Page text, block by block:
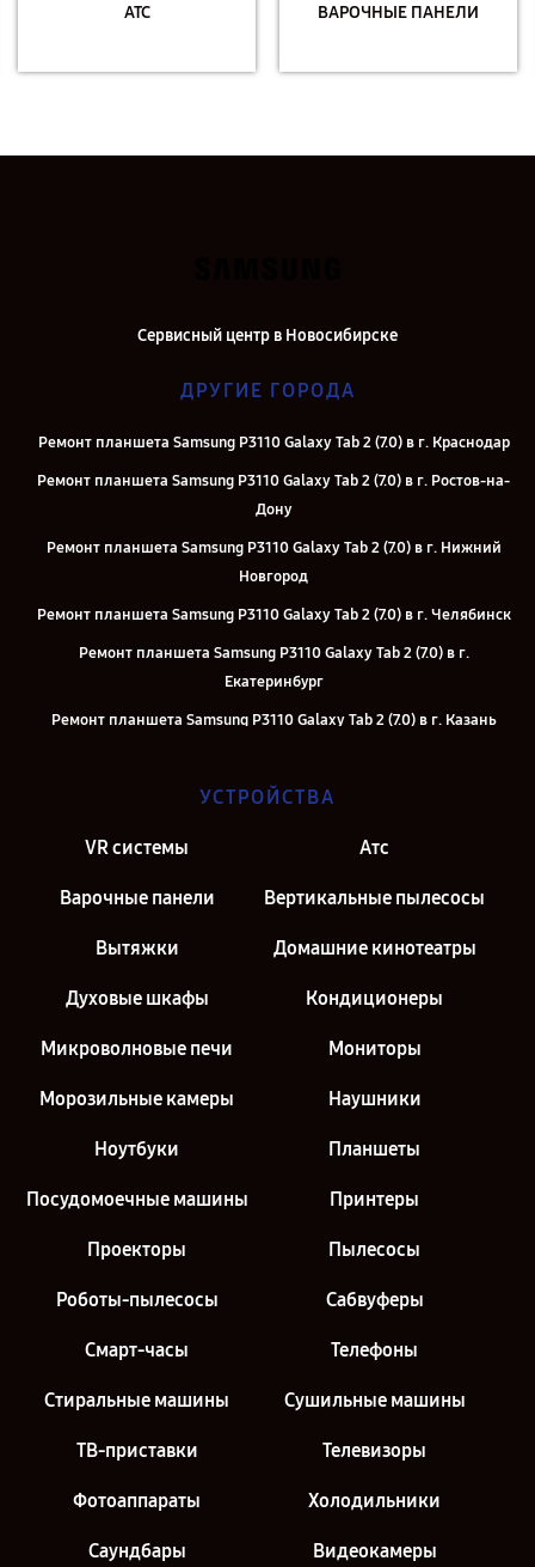
АТС ВАРОЧНЫЕ ПАНЕЛИ
Сервисный центр в Новосибирске
ДРУГИЕ ГОРОДА
Ремонт планшета Samsung P3110 Galaxy Tab 2 (7.0) в г. Краснодар
Ремонт планшета Samsung P3110 Galaxy Tab 2 (7.0) в г. Ростов-на-
Дону
Ремонт планшета Samsung P3110 Galaxy Tab 2 (7.0) в г. Нижний
Новгород
Ремонт планшета Samsung P3110 Galaxy Tab 2 (7.0) в г. Челябинск
Ремонт планшета Samsung P3110 Galaxy Tab 2 (7.0) в г.
Екатеринбург
Ремонт планшета Samsung P3110 Galaxy Tab 2 (7.0) в г. Казань
Ремонт планшета Samsung P3110 Galaxy Tab 2 (7.0) в г. Санкт-
УСТРОЙСТВА
VR системы Атс
Варочные панели Вертикальные пылесосы
Вытяжки Домашние кинотеатры
Духовые шкафы Кондиционеры
Микроволновые печи Мониторы
Морозильные камеры Наушники
Ноутбуки Планшеты
Посудомоечные машины Принтеры
Проекторы Пылесосы
Роботы-пылесосы Сабвуферы
Смарт-часы Телефоны
Стиральные машины Сушильные машины
ТВ-приставки Телевизоры
Фотоаппараты Холодильники
Саундбары Видеокамеры